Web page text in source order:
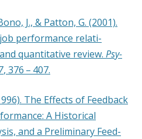
J., & Pat­ton, G. (2001).
per­for­mance rela­ti­
quan­ti­ta­ti­ve review. Psy­
, 376 – 407.
The Effects of Feed­back
A His­to­ri­cal
and a Preli­mi­na­ry Feed­